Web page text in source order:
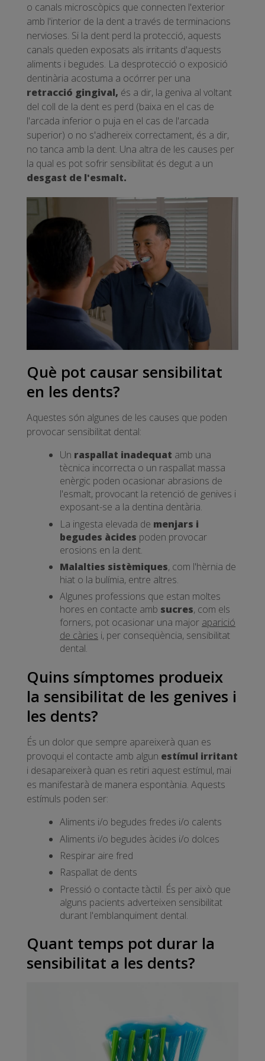
o canals microscòpics que connecten l'exterior
amb l'interior de la dent a través de terminacions
nervioses. Si la dent perd la protecció, aquests
canals queden exposats als irritants d'aquests
aliments i begudes. La desprotecció o exposició
dentinària acostuma a ocórrer per una
retracció gingival, és a dir, la geniva al voltant
del coll de la dent es perd (baixa en el cas de
l'arcada inferior o puja en el cas de l'arcada
superior) o no s'adhereix correctament, és a dir,
no tanca amb la dent. Una altra de les causes per
la qual es pot sofrir sensibilitat és degut a un
desgast de l'esmalt.
Què pot causar sensibilitat
en les dents?
Aquestes són algunes de les causes que poden
provocar sensibilitat dental:
Un raspallat inadequat amb una
tècnica incorrecta o un raspallat massa
enèrgic poden ocasionar abrasions de
l'esmalt, provocant la retenció de genives i
exposant-se a la dentina dentària.
La ingesta elevada de menjars i
begudes àcides poden provocar
erosions en la dent.
Malalties sistèmiques, com l'hèrnia de
hiat o la bulímia, entre altres.
Algunes professions que estan moltes
hores en contacte amb sucres, com els
forners, pot ocasionar una major aparició
de càries i, per conseqüència, sensibilitat
dental.
Quins símptomes produeix
la sensibilitat de les genives i
les dents?
És un dolor que sempre apareixerà quan es
provoqui el contacte amb algun estímul irritant
i desapareixerà quan es retiri aquest estímul, mai
es manifestarà de manera espontània. Aquests
estímuls poden ser:
Aliments i/o begudes fredes i/o calents
Aliments i/o begudes àcides i/o dolces
Respirar aire fred
Raspallat de dents
Pressió o contacte tàctil. És per això que
alguns pacients adverteixen sensibilitat
durant l'emblanquiment dental.
Quant temps pot durar la
sensibilitat a les dents?